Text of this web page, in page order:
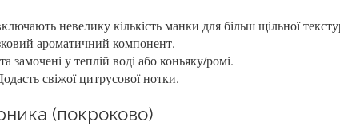
невелику кількість манки для більш щільної
ароматичний компонент.
замочені у теплій воді або коньяку/ромі.
свіжої цитрусової нотки.
(покроково)